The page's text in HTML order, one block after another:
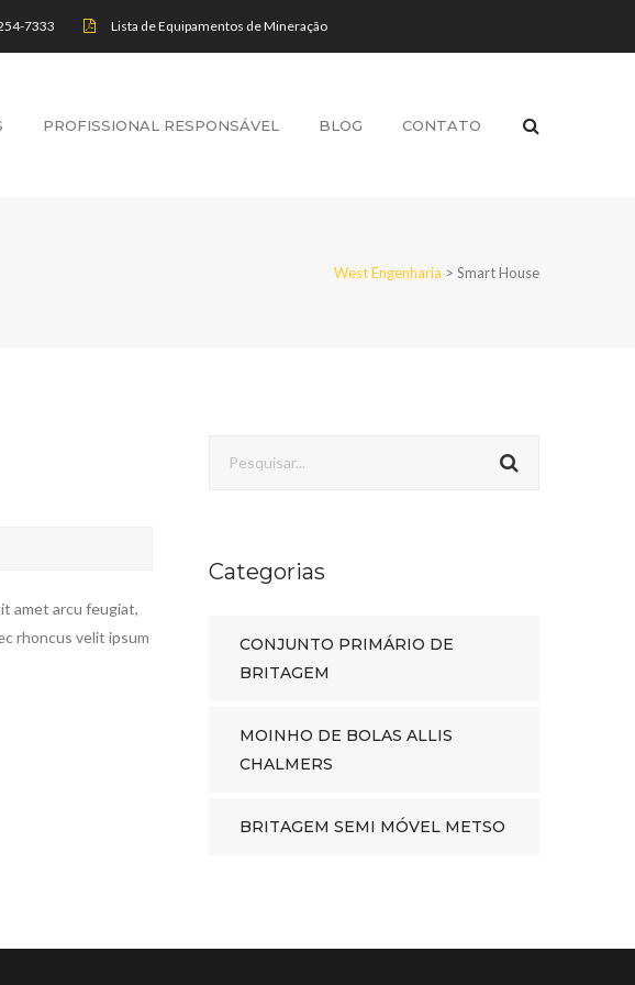
7333 Lista de Equipamentos de Mineração
PROFISSIONAL RESPONSÁVEL BLOG CONTATO
West Engenharia > Smart House
amet arcu feugiat,
rhoncus velit ipsum
Categorias
CONJUNTO PRIMÁRIO DE
BRITAGEM
MOINHO DE BOLAS ALLIS
CHALMERS
BRITAGEM SEMI MÓVEL METSO